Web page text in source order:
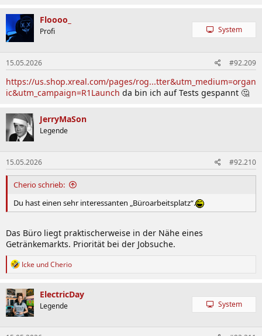
Floooo_
Profi System
15.05.2026 #92.209
https://us.shop.xreal.com/pages/rog...tter&utm_medium=organ
ic&utm_campaign=R1Launch da bin ich auf Tests gespannt 🤔
JerryMaSon
Legende
15.05.2026 #92.210
Cherio schrieb:
Du hast einen sehr interessanten „Büroarbeitsplatz“.
Das Büro liegt praktischerweise in der Nähe eines
Getränkemarkts. Priorität bei der Jobsuche.
R
k
t
i
o
n
Icke undCherio
ElectricDay
Legende System